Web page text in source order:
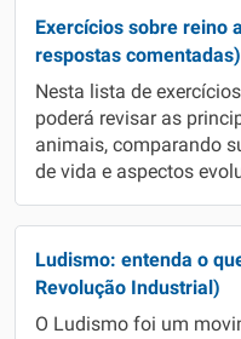
Exercícios sobre reino
respostas comentadas)
Nesta lista de
poderá revisar as
animais, comparando
de vida e aspectos
Ludismo: entenda o
Revolução Industrial)
O Ludismo foi um